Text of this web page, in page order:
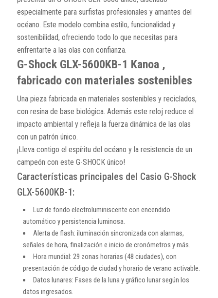
especialmente para surfistas profesionales y amantes del
océano. Este modelo combina estilo, funcionalidad y
sostenibilidad, ofreciendo todo lo que necesitas para
enfrentarte a las olas con confianza.
G-Shock GLX-5600KB-1 Kanoa ,
fabricado con materiales sostenibles
Una pieza fabricada en materiales sostenibles y reciclados,
con resina de base biológica. Además este reloj reduce el
impacto ambiental y refleja la fuerza dinámica de las olas
con un patrón único.
¡Lleva contigo el espíritu del océano y la resistencia de un
campeón con este G-SHOCK único!
Características principales del Casio G-Shock
GLX-5600KB-1:
Luz de fondo electroluminiscente con encendido
automático y persistencia luminosa.
Alerta de flash: iluminación sincronizada con alarmas,
señales de hora, finalización e inicio de cronómetros y más.
Hora mundial: 29 zonas horarias (48 ciudades), con
presentación de código de ciudad y horario de verano activable.
Datos lunares: Fases de la luna y gráfico lunar según los
datos ingresados.